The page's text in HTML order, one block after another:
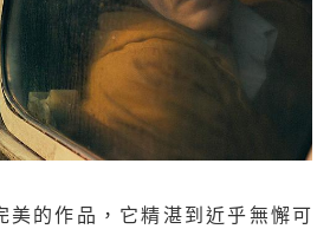
美的作品，它精湛到近乎無懈可